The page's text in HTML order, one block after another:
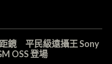
鏡 平民級遠攝王 Sony
OSS 登場